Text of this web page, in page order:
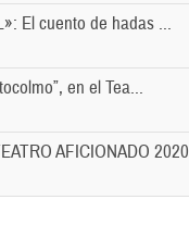
El cuento de hadas ...
en el Tea...
AFICIONADO 2020